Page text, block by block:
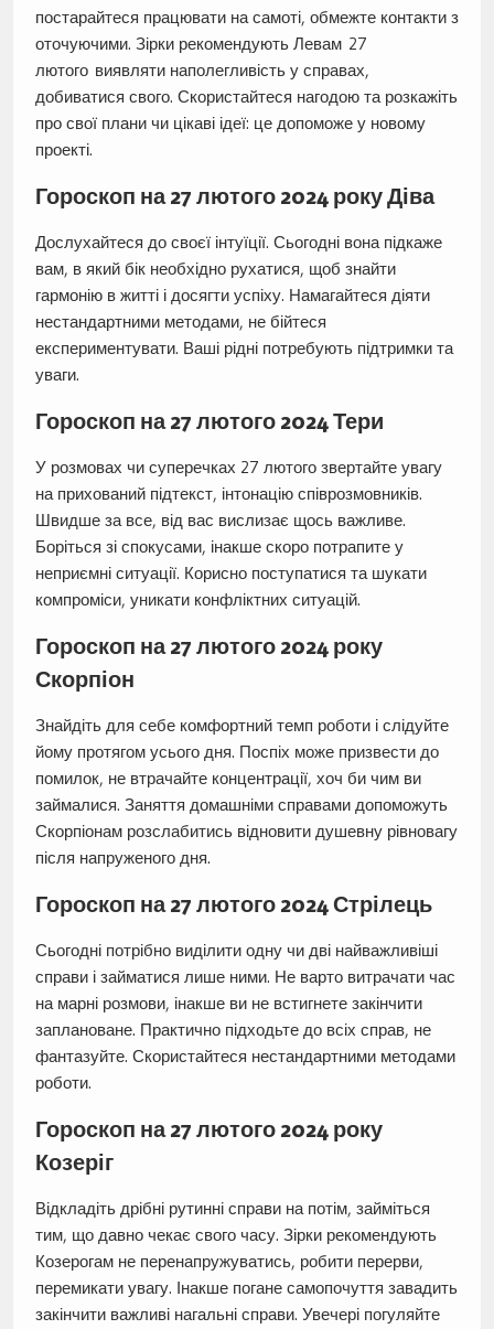
постарайтеся працювати на самоті, обмежте контакти з
оточуючими. Зірки рекомендують Левам 27
лютого виявляти наполегливість у справах,
добиватися свого. Скористайтеся нагодою та розкажіть
про свої плани чи цікаві ідеї: це допоможе у новому
проекті.
Гороскоп на 27 лютого 2024 року Діва
Дослухайтеся до своєї інтуїції. Сьогодні вона підкаже
вам, в який бік необхідно рухатися, щоб знайти
гармонію в житті і досягти успіху. Намагайтеся діяти
нестандартними методами, не бійтеся
експериментувати. Ваші рідні потребують підтримки та
уваги.
Гороскоп на 27 лютого 2024 Тери
У розмовах чи суперечках 27 лютого звертайте увагу
на прихований підтекст, інтонацію співрозмовників.
Швидше за все, від вас вислизає щось важливе.
Боріться зі спокусами, інакше скоро потрапите у
неприємні ситуації. Корисно поступатися та шукати
компроміси, уникати конфліктних ситуацій.
Гороскоп на 27 лютого 2024 року
Скорпіон
Знайдіть для себе комфортний темп роботи і слідуйте
йому протягом усього дня. Поспіх може призвести до
помилок, не втрачайте концентрації, хоч би чим ви
займалися. Заняття домашніми справами допоможуть
Скорпіонам розслабитись відновити душевну рівновагу
після напруженого дня.
Гороскоп на 27 лютого 2024 Стрілець
Сьогодні потрібно виділити одну чи дві найважливіші
справи і займатися лише ними. Не варто витрачати час
на марні розмови, інакше ви не встигнете закінчити
заплановане. Практично підходьте до всіх справ, не
фантазуйте. Скористайтеся нестандартними методами
роботи.
Гороскоп на 27 лютого 2024 року
Козеріг
Відкладіть дрібні рутинні справи на потім, займіться
тим, що давно чекає свого часу. Зірки рекомендують
Козерогам не перенапружуватись, робити перерви,
перемикати увагу. Інакше погане самопочуття завадить
закінчити важливі нагальні справи. Увечері погуляйте